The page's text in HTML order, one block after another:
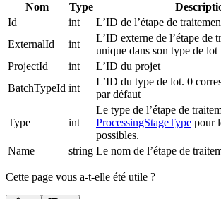
Nom Type
Id
int
L’ID de l’étape de
ExternalId
int
L’ID externe de l’étape de
unique dans son type de lot
ProjectId
int
L’ID du projet
BatchTypeId int
L’ID du type de lot. 0
par défaut
Type int
Le type de l’étape de
ProcessingStageType pour
possibles.
Name
string Le nom de l’étape de
Cette page vous a-t-elle été utile ?